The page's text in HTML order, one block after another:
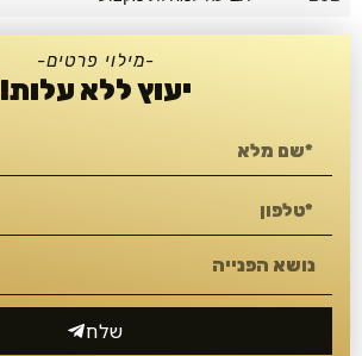
-מילוי פרטים-
יעוץ ללא עלות!
שלח